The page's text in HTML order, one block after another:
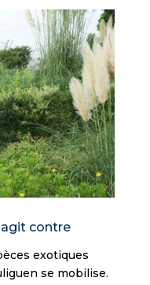
agit contre
exotiques
se mobilise.